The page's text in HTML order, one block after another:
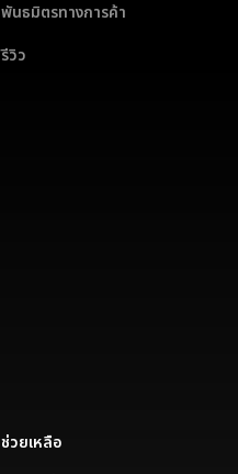
พันธมิตรทางการค้า
รีวิว
ช่วยเหลือ